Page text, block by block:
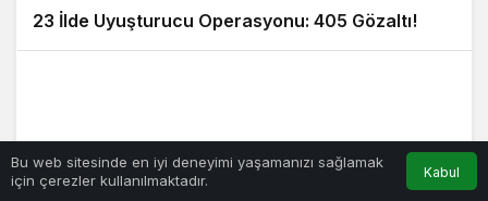
23 İlde Uyuşturucu Operasyonu: 405 Gözaltı!
Bu web sitesinde en iyi deneyimi yaşamanızı sağlamak
için çerezler kullanılmaktadır.
Kabul